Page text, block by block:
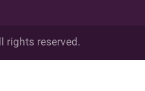
rights reserved.